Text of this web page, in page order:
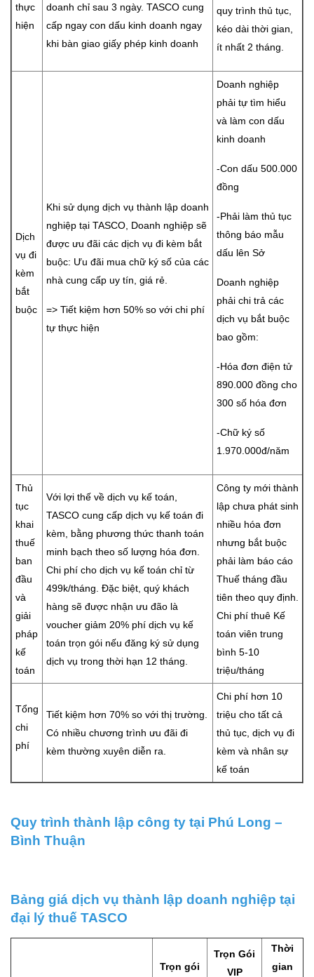
thực
hiện
doanh chỉ sau 3 ngày. TASCO cung
cấp ngay con dấu kinh doanh ngay
khi bàn giao giấy phép kinh doanh
quy trình thủ tục,
kéo dài thời gian,
ít nhất 2 tháng.
Dịch
vụ đi
kèm
bắt
buộc
Khi sử dụng dịch vụ thành lập doanh
nghiệp tại TASCO, Doanh nghiệp sẽ
được ưu đãi các dịch vụ đi kèm bắt
buộc: Ưu đãi mua chữ ký số của các
nhà cung cấp uy tín, giá rẻ.
=> Tiết kiệm hơn 50% so với chi phí
tự thực hiện
Doanh nghiệp
phải tự tìm hiểu
và làm con dấu
kinh doanh
-Con dấu 500.000
đồng
-Phải làm thủ tục
thông báo mẫu
dấu lên Sở
Doanh nghiệp
phải chi trả các
dịch vụ bắt buộc
bao gồm:
-Hóa đơn điện tử
890.000 đồng cho
300 số hóa đơn
-Chữ ký số
1.970.000đ/năm
Thủ
tục
khai
thuế
ban
đầu
và
giải
pháp
kế
toán
Với lợi thế về dịch vụ kế toán,
TASCO cung cấp dịch vụ kế toán đi
kèm, bằng phương thức thanh toán
minh bạch theo số lượng hóa đơn.
Chi phí cho dịch vụ kế toán chỉ từ
499k/tháng. Đặc biệt, quý khách
hàng sẽ được nhận ưu đão là
voucher giảm 20% phí dịch vụ kế
toán trọn gói nếu đăng ký sử dụng
dịch vụ trong thời hạn 12 tháng.
Công ty mới thành
lập chưa phát sinh
nhiều hóa đơn
nhưng bắt buộc
phải làm báo cáo
Thuế tháng đầu
tiên theo quy định.
Chi phí thuê Kế
toán viên trung
bình 5-10
triệu/tháng
Tổng
chi
phí
Tiết kiệm hơn 70% so với thị trường.
Có nhiều chương trình ưu đãi đi
kèm thường xuyên diễn ra.
Chi phí hơn 10
triệu cho tất cả
thủ tục, dịch vụ đi
kèm và nhân sự
kế toán
Quy trình thành lập công ty tại Phú Long –
Bình Thuận
Bảng giá dịch vụ thành lập doanh nghiệp tại
đại lý thuế TASCO
Trọn gói
Trọn Gói
VIP
Thời
gian